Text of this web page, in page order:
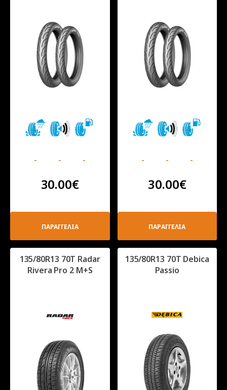
- - -
30.00€
ΠΑΡΑΓΓΕΛΙΑ
- - -
30.00€
ΠΑΡΑΓΓΕΛΙΑ
135/80R13 70T Radar
Rivera Pro 2 M+S
135/80R13 70T Debica
Passio